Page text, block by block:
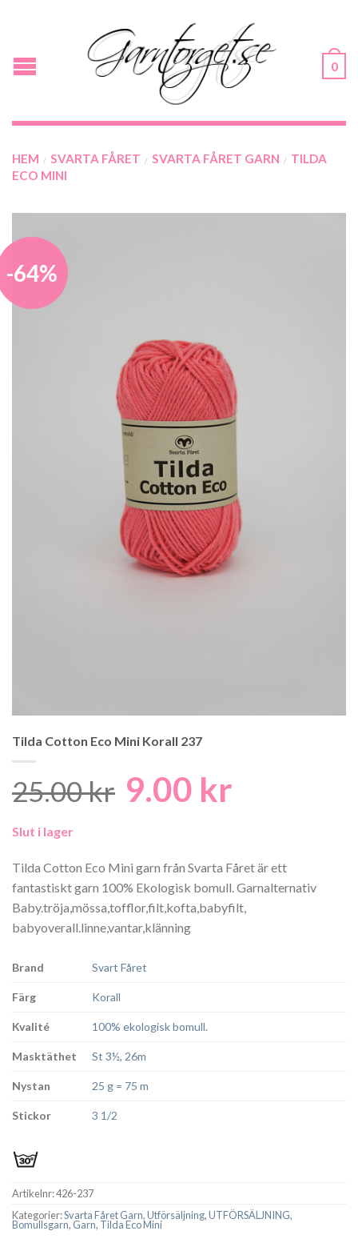
0
HEM / SVARTA FÅRET / SVARTA FÅRET GARN /
TILDA
ECO MINI
-64%
Tilda Cotton Eco Mini Korall 237
25.00kr Det
var:
25.00 kr.
9.00 kr
är:
9.00 kr.
Slut i lager
Tilda Cotton Eco Mini garn från Svarta Fåret är ett
fantastiskt garn 100% Ekologisk bomull. Garnalternativ
Baby.tröja,mössa,tofflor,filt,kofta,babyfilt,
babyoverall.linne,vantar,klänning
Brand Svart Fåret
Färg Korall
Kvalité 100% ekologisk bomull.
Masktäthet St 3½, 26m
Nystan 25 g = 75 m
Stickor 3 1/2
Artikelnr:426-237
Kategorier:Svarta Fåret Garn,Utförsäljning,UTFÖRSÄLJNING,
Bomullsgarn, Garn, Tilda Eco Mini